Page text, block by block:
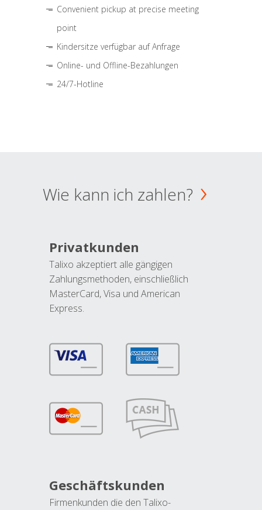
Convenient pickup at precise meeting
point
Kindersitze verfügbar auf Anfrage
Online- und Offline-Bezahlungen
24/7-Hotline
Wie kann ich zahlen?
Privatkunden
Talixo akzeptiert alle gängigen
Zahlungsmethoden, einschließlich
MasterCard, Visa und American
Express.
Geschäftskunden
Firmenkunden die den Talixo-